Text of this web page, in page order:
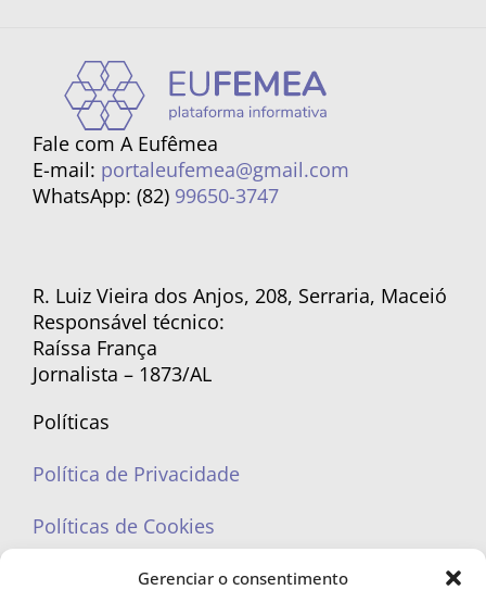
Gerenciar o consentimento
Fale com A Eufêmea
E-mail: portaleufemea@gmail.com
WhatsApp: (82) 99650-3747
R. Luiz Vieira dos Anjos, 208, Serraria, Maceió
Responsável técnico:
Raíssa França
Jornalista – 1873/AL
Políticas
Política de Privacidade
Políticas de Cookies